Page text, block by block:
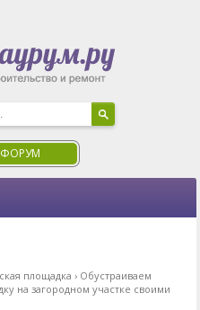
площадка › Обустраиваем
на загородном участке своими